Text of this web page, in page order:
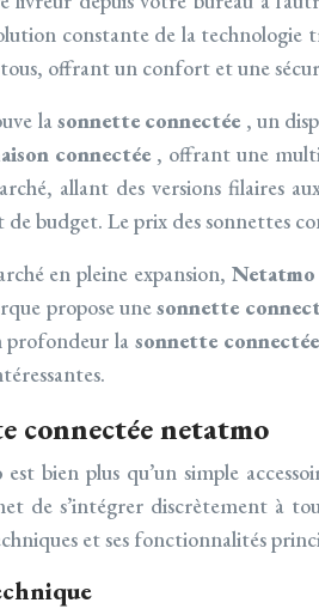
constante de la
tous, offrant un confort et une
la sonnette connectée , un
connectée , offrant une
allant des versions filaires
budget. Le prix des sonnettes
en pleine expansion, Netatmo
propose unesonnette
profondeur lasonnette
connectée netatmo
est bien plus qu’un simple
de s’intégrer discrètement à
et ses fonctionnalités